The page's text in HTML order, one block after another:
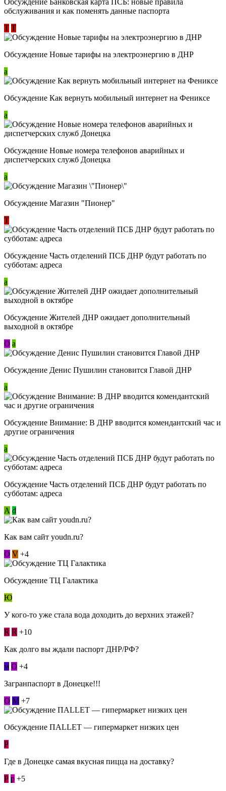
Обсуждение ​Банковская карта ПСБ: новые правила
обслуживания и как поменять данные паспорта
Т Т
Обсуждение Новые тарифы на электроэнергию в ДНР
a
Обсуждение Как вернуть мобильный интернет на Фениксе
a
Обсуждение Новые номера телефонов аварийных и
диспетчерских служб Донецка
a
Обсуждение Магазин "Пионер"
Т
Обсуждение Часть отделений ПСБ ДНР будут работать по
субботам: адреса
a
Обсуждение Жителей ДНР ожидает дополнительный
выходной в октябре
О a
Обсуждение Денис Пушилин становится Главой ДНР
a
Обсуждение Внимание: В ДНР вводится комендантский час и
другие ограничения
a
Обсуждение Часть отделений ПСБ ДНР будут работать по
субботам: адреса
А d
Как вам сайт youdn.ru?
О V +4
Обсуждение ТЦ Галактика
Ю
У кого-то уже стала вода доходить до верхних этажей?
R R +10
Как долго вы ждали паспорт ДНР/РФ?
м О +4
Загранпаспорт в Донецке!!!
О М +7
Обсуждение ПАLLЕТ — гипермаркет низких цен
Р
Где в Донецке самая вкусная пицца на доставку?
Р p +5